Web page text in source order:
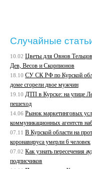
Случайные
10.02 Цветы для Овнов
Дев, Весов и Скорпионов
18.10 СУ СК РФ по Курской
доме сгорели двое мужчин
19.10 ДТП в Курске: на улице
пешеход
14.06 Рынок маркетинговых
коммуникационных агентств
07.11 В Курской области на
коронавируса умерли 6 человек
07.02 Как узнать пересечения
подписчиков